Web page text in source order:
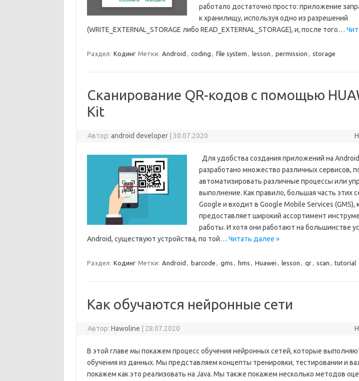
работало достаточно просто: приложение
к хранилищу, используя одно из разрешений
(WRITE_EXTERNAL_STORAGE либо READ_EXTERNAL_STORAGE), и, после того…
Раздел: Кодинг Метки: Android , coding , file system , lesson , permission , storage
Сканирование QR-кодов с помощью
Kit
Автор:android developer 30.07.2020
Для удобства создания приложений на
разработано множество различных сервисов,
автоматизировать различные процессы или
выполнение. Как правило, большая часть этих
Google и входит в Google Mobile Services (GMS),
предоставляет широкий ассортимент
работы. И хотя они работают на большинстве
Android, существуют устройства, по той… Читать далее »
Раздел: Кодинг Метки: Android , barcode , gms , hms , Huawei , lesson , qr, scan , tutorial
Как обучаются нейронные сети
Автор:Hawoline 28.07.2020
В этой главе мы покажем процесс обучения нейронных сетей, которые
обучения из данных. Мы представляем концепты тренировки, тестировании и
покажем как это реализовать на Java. Мы также покажем несколько методов